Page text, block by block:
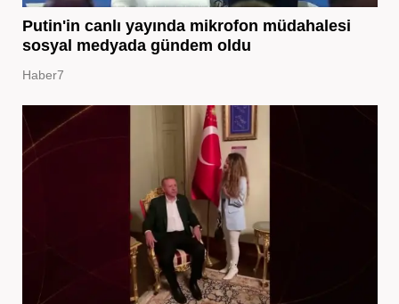
Putin'in canlı yayında mikrofon müdahalesi
sosyal medyada gündem oldu
Haber7